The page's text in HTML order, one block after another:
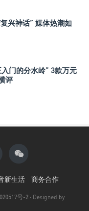
兴神话” 媒体热潮如
门的分水岭” 3款万元
评
新生活 商务合作
号-2 · Designed by